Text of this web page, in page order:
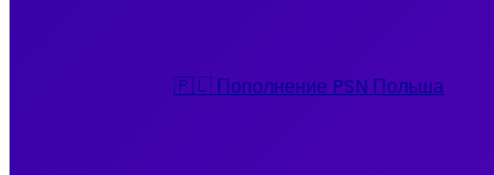
🇵🇱 Пополнение PSN Польша